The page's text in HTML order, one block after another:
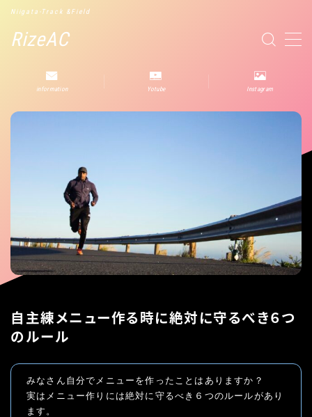
RizeAC
Niigata-Track &Field
MENU
information Yotube Instagram
自主練メニュー作る時に絶対に守るべき６つ
のルール
みなさん自分でメニューを作ったことはありますか？
実はメニュー作りには絶対に守るべき６つのルールがあり
ます。